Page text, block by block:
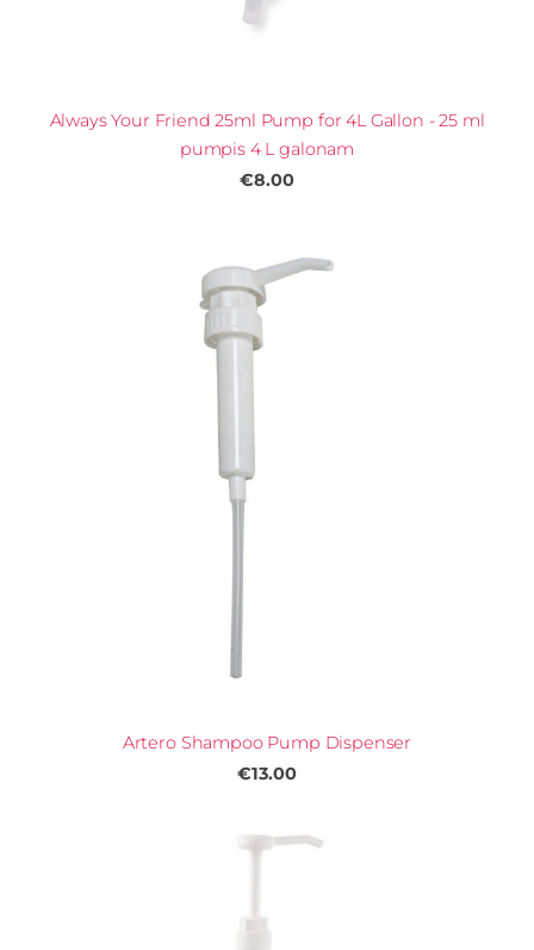
Always Your Friend 25ml Pump for 4L Gallon - 25 ml
pumpis 4 L galonam
€8.00
Artero Shampoo Pump Dispenser
€13.00